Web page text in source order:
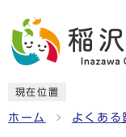
現在位置
ホーム よくある